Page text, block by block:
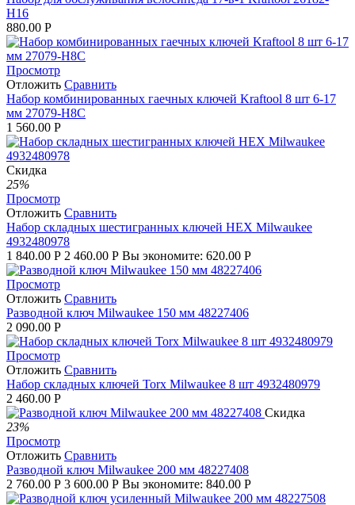
H16
880.00 Р
Просмотр
Отложить Сравнить
Набор комбинированных гаечных ключей Kraftool 8 шт 6-17
мм 27079-H8C
1 560.00 Р
Скидка
25%
Просмотр
Отложить Сравнить
Набор складных шестигранных ключей HEX Milwaukee
4932480978
1 840.00 Р 2 460.00 Р Вы экономите: 620.00 Р
Просмотр
Отложить Сравнить
Разводной ключ Milwaukee 150 мм 48227406
2 090.00 Р
Просмотр
Отложить Сравнить
Набор складных ключей Torx Milwaukee 8 шт 4932480979
2 460.00 Р
Скидка
23%
Просмотр
Отложить Сравнить
Разводной ключ Milwaukee 200 мм 48227408
2 760.00 Р 3 600.00 Р Вы экономите: 840.00 Р